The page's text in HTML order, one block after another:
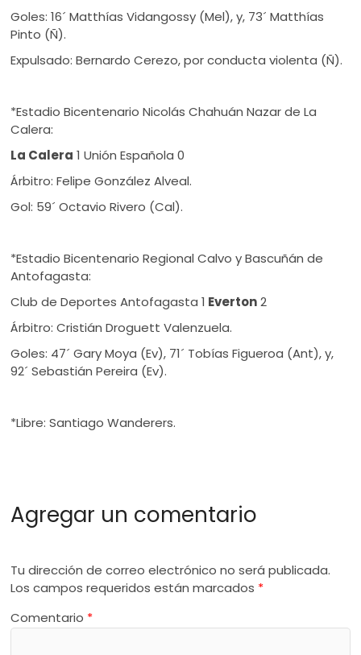
Goles: 16´ Matthías Vidangossy (Mel), y, 73´ Matthías
Pinto (Ñ).
Expulsado: Bernardo Cerezo, por conducta violenta (Ñ).
*Estadio Bicentenario Nicolás Chahuán Nazar de La
Calera:
La Calera 1 Unión Española 0
Árbitro: Felipe González Alveal.
Gol: 59´ Octavio Rivero (Cal).
*Estadio Bicentenario Regional Calvo y Bascuñán de
Antofagasta:
Club de Deportes Antofagasta 1 Everton2
Árbitro: Cristián Droguett Valenzuela.
Goles: 47´ Gary Moya (Ev), 71´ Tobías Figueroa (Ant), y,
92´ Sebastián Pereira (Ev).
*Libre: Santiago Wanderers.
Agregar un comentario
Tu dirección de correo electrónico no será publicada.
Los campos requeridos están marcados *
Comentario *